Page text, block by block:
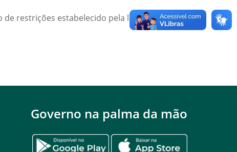
restrições estabelecido pela legislação
Governo na palma da mão